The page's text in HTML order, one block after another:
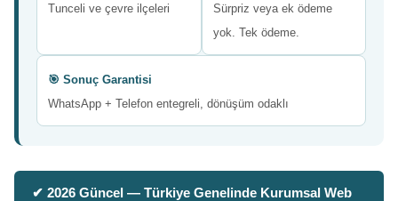
Tunceli ve çevre ilçeleri
Sürpriz veya ek ödeme
yok. Tek ödeme.
🎯 Sonuç Garantisi
WhatsApp + Telefon entegreli, dönüşüm odaklı
✔ 2026 Güncel — Türkiye Genelinde Kurumsal Web